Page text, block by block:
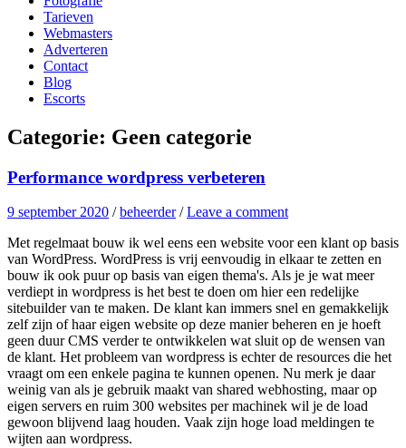
Tarieven
Webmasters
Adverteren
Contact
Blog
Escorts
Categorie: Geen categorie
Performance wordpress verbeteren
9 september 2020 /beheerder /Leave a comment
Met regelmaat bouw ik wel eens een website voor een klant op basis
van WordPress. WordPress is vrij eenvoudig in elkaar te zetten en
bouw ik ook puur op basis van eigen thema's. Als je je wat meer
verdiept in wordpress is het best te doen om hier een redelijke
sitebuilder van te maken. De klant kan immers snel en gemakkelijk
zelf zijn of haar eigen website op deze manier beheren en je hoeft
geen duur CMS verder te ontwikkelen wat sluit op de wensen van
de klant. Het probleem van wordpress is echter de resources die het
vraagt om een enkele pagina te kunnen openen. Nu merk je daar
weinig van als je gebruik maakt van shared webhosting, maar op
eigen servers en ruim 300 websites per machinek wil je de load
gewoon blijvend laag houden. Vaak zijn hoge load meldingen te
wijten aan wordpress.